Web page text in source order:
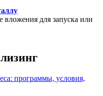
для запуска или